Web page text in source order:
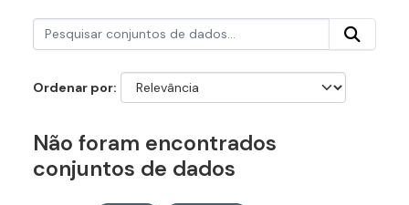
Ordenar por
Não foram encontrados
conjuntos de dados